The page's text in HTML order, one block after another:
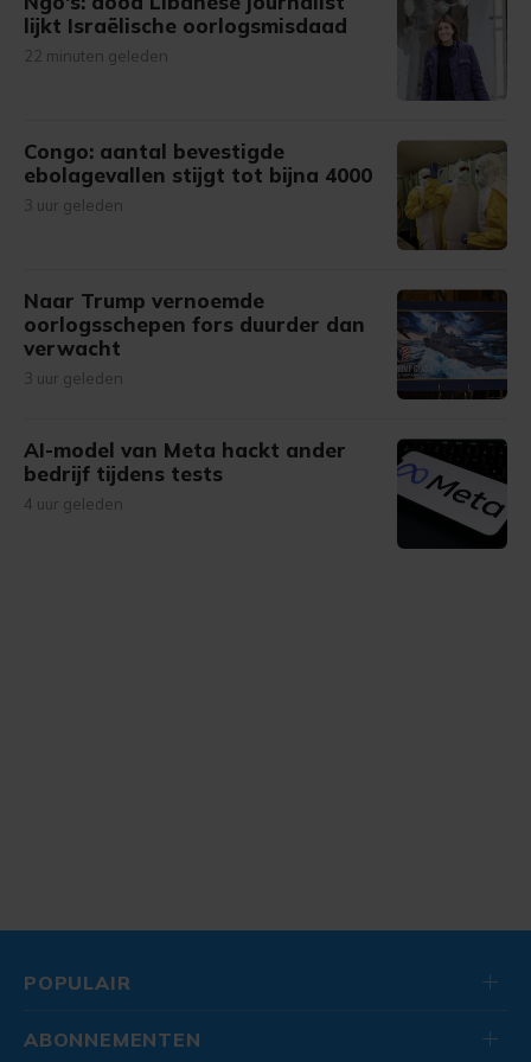
lijkt Israëlische oorlogsmisdaad
22 minuten geleden
Congo: aantal bevestigde
ebolagevallen stijgt tot bijna 4000
3 uur geleden
Naar Trump vernoemde
oorlogsschepen fors duurder dan
verwacht
3 uur geleden
AI-model van Meta hackt ander
bedrijf tijdens tests
4 uur geleden
POPULAIR
ABONNEMENTEN